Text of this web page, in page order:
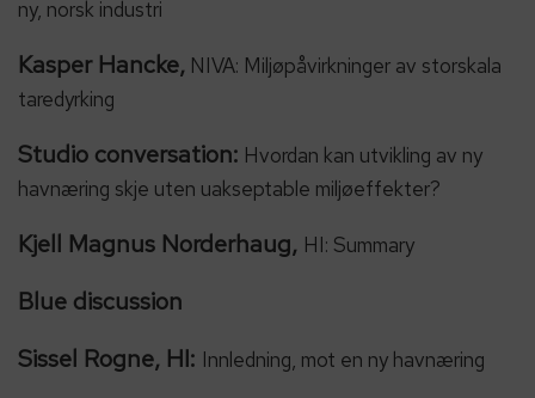
ny, norsk industri
Kasper Hancke, NIVA: Miljøpåvirkninger av storskala
taredyrking
Studio conversation: Hvordan kan utvikling av ny
havnæring skje uten uakseptable miljøeffekter?
Kjell Magnus Norderhaug, HI: Summary
Blue discussion
Sissel Rogne, HI: Innledning, mot en ny havnæring